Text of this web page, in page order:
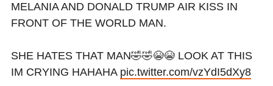
MELANIA AND DONALD TRUMP AIR KISS IN
FRONT OF THE WORLD MAN.
SHE HATES THAT MAN🤣🤣😭😭 LOOK AT THIS
IM CRYING HAHAHA pic.twitter.com/vzYdI5dXy8